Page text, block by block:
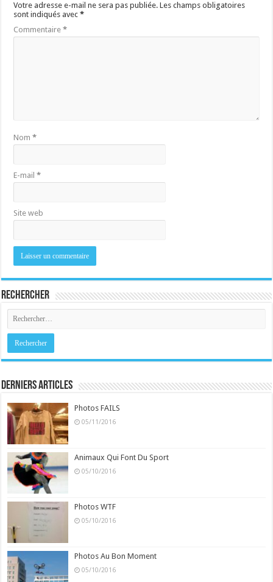
Votre adresse e-mail ne sera pas publiée. Les champs obligatoires
sont indiqués avec*
Commentaire*
Nom*
E-mail*
Site web
Rechercher
Derniers Articles
Photos FAILS
05/11/2016
Animaux Qui Font Du Sport
05/10/2016
Photos WTF
05/10/2016
Photos Au Bon Moment
05/10/2016